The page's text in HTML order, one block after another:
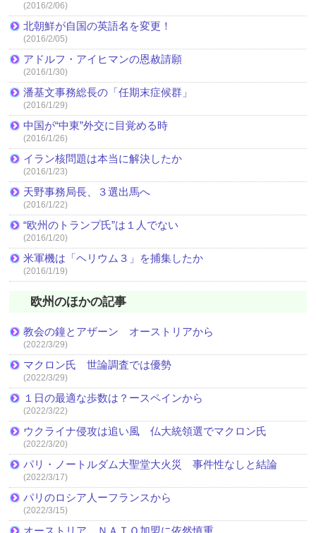
(2016/2/06)
北朝鮮が自国の英語名を変更！
(2016/2/05)
アドルフ・アイヒマンの恩赦請願
(2016/1/30)
潘基文事務総長の「任期末症候群」
(2016/1/29)
中国が“中東”外交に目覚める時
(2016/1/26)
イラン核問題は本当に解決したか
(2016/1/23)
天野事務局長、３選出馬へ
(2016/1/22)
“欧州のトランプ氏”は１人でない
(2016/1/20)
米軍機は「ヘリウム３」を捕集したか
(2016/1/19)
欧州のほかの記事
教会の鐘とアザーン オーストリアから
(2022/3/29)
マクロン氏 世論調査では優勢
(2022/3/29)
１日の最適な歩数は？ースペインから
(2022/3/22)
ウクライナ侵攻は追い風 仏大統領選でマクロン氏
(2022/3/20)
パリ・ノートルダム大聖堂大火災 事件性なしと結論
(2022/3/17)
パリのロシア人ーフランスから
(2022/3/15)
オーストリア、ＮＡＴＯ加盟に依然慎重